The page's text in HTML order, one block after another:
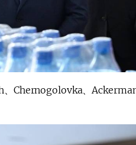
、Chernogolovka、